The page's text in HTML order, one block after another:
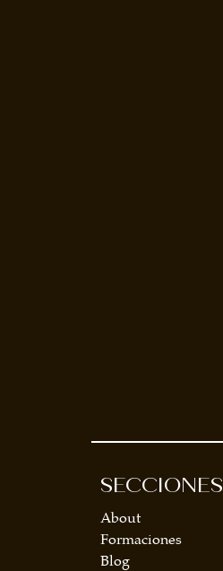
SECCIONES
About
Formaciones
Blog